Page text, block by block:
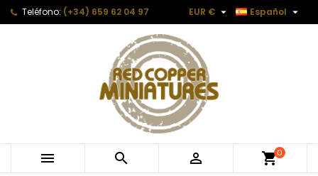
Teléfono: (+34) 659 62 04 97 Español 
EUR € 
   0